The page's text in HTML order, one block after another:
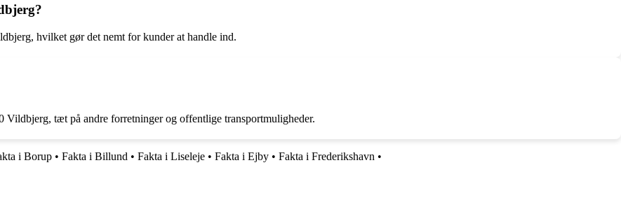
hvilket gør det nemt for kunder at handle ind.
tæt på andre forretninger og offentlige transportmuligheder.
i Borup • Fakta i Billund • Fakta i Liseleje • Fakta i Ejby • Fakta i Frederikshavn •